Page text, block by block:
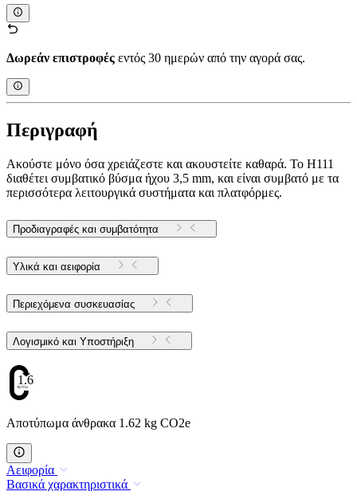
Δωρεάν επιστροφές εντός 30 ημερών από την αγορά σας.
Περιγραφή
Ακούστε μόνο όσα χρειάζεστε και ακουστείτε καθαρά. Το H111
διαθέτει συμβατικό βύσμα ήχου 3,5 mm, και είναι συμβατό με τα
περισσότερα λειτουργικά συστήματα και πλατφόρμες.
Προδιαγραφές και συμβατότητα
Υλικά και αειφορία
Περιεχόμενα συσκευασίας
Λογισμικό και Υποστήριξη
1.62
Αποτύπωμα άνθρακα 1.62 kg CO2e
Αειφορία
Βασικά χαρακτηριστικά